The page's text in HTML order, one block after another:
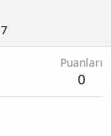
Puanları
0